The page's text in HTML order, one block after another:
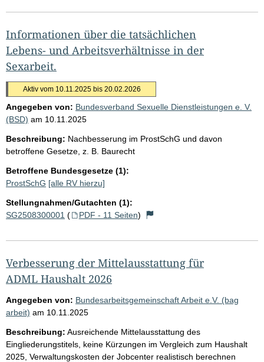
Informationen über die tatsächlichen
Lebens- und Arbeitsverhältnisse in der
Sexarbeit.
Aktiv vom 10.11.2025 bis 20.02.2026
Angegeben von: Bundesverband Sexuelle Dienstleistungen e. V.
(BSD) am 10.11.2025
Beschreibung: Nachbesserung im ProstSchG und davon
betroffene Gesetze, z. B. Baurecht
Betroffene Bundesgesetze (1):
ProstSchG [alle RV hierzu]
Stellungnahmen/Gutachten (1):
SG2508300001 ( PDF - 11 Seiten)
Verbesserung der Mittelausstattung für
ADML Haushalt 2026
Angegeben von: Bundesarbeitsgemeinschaft Arbeit e.V. (bag
arbeit) am 10.11.2025
Beschreibung: Ausreichende Mittelausstattung des
Eingliederungstitels, keine Kürzungen im Vergleich zum Haushalt
2025, Verwaltungskosten der Jobcenter realistisch berechnen